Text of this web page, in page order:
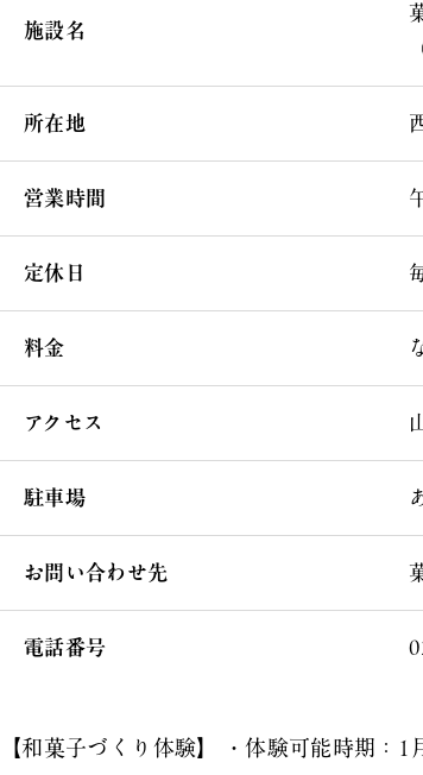
施設名
所在地
営業時間
定休日
料金
アクセス
駐車場
お問い合わせ先
電話番号
【和菓子づくり体験】 ・体験可能時期：